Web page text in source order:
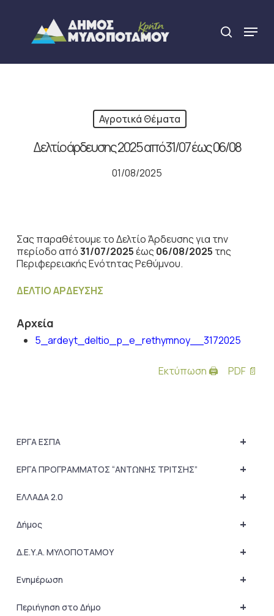
content
search
Menu
Αγροτικά Θέματα
Δελτίο άρδευσης 2025 από 31/07 έως 06/08
01/08/2025
Σας παραθέτουμε το Δελτίο Άρδευσης για την
περίοδο από31/07/2025έως 06/08/2025 της
Περιφερειακής Ενότητας Ρεθύμνου.
ΔΕΛΤΙΟ ΑΡΔΕΥΣΗΣ
Αρχεία
5_ardeyt_deltio_p_e_rethymnoy__3172025
Εκτύπωση 🖨 PDF 📄
+
ΕΡΓΑ ΕΣΠΑ
+
ΕΡΓΑ ΠΡΟΓΡΑΜΜΑΤΟΣ “ΑΝΤΩΝΗΣ ΤΡΙΤΣΗΣ”
+
ΕΛΛΑΔΑ 2.0
+
Δήμος
+
Δ.Ε.Υ.Α. ΜΥΛΟΠΟΤΑΜΟΥ
+
Ενημέρωση
+
Περιήγηση στο Δήμο
Close